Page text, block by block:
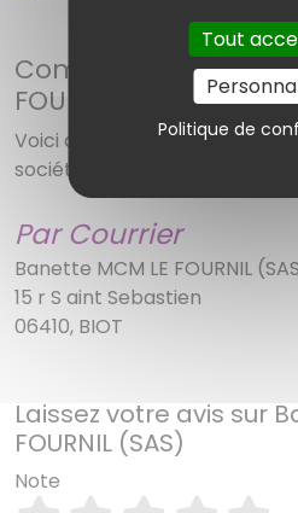
Tout
Politique de
Comment contacter
FOURNIL (SAS) ?
Voici diverses solutions pour
société
Par Courrier
Banette MCM LE FOURNIL
15 r S aint Sebastien
06410, BIOT
Laissez votre avis sur
FOURNIL (SAS)
Note